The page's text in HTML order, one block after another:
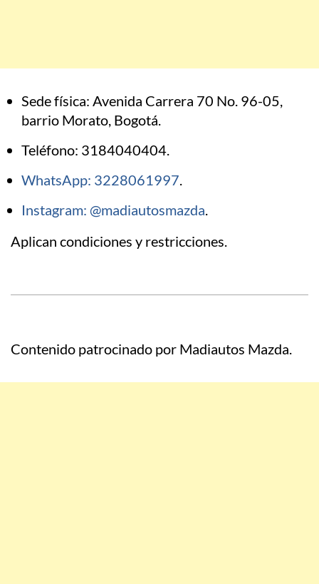
Sede física: Avenida Carrera 70 No. 96-05,
barrio Morato, Bogotá.
Teléfono: 3184040404.
WhatsApp: 3228061997.
Instagram: @madiautosmazda.
Aplican condiciones y restricciones.
Contenido patrocinado por Madiautos Mazda.